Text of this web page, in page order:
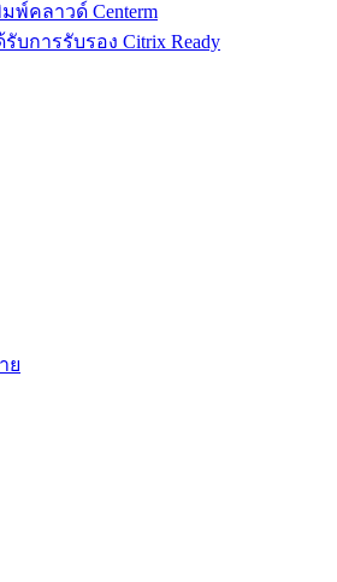
พ์คลาวด์ Centerm
การรับรอง Citrix Ready
ย